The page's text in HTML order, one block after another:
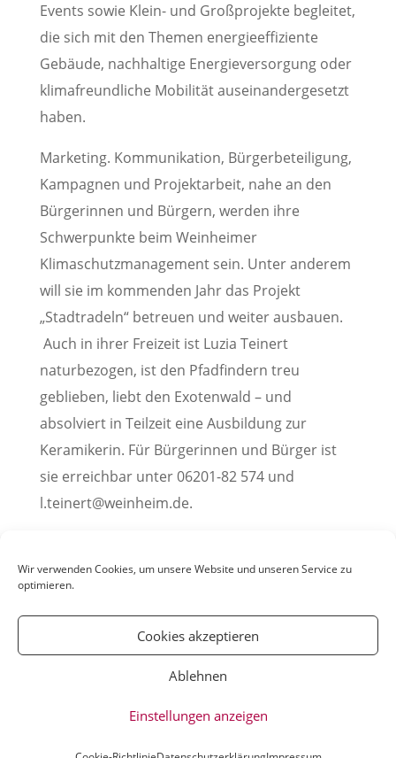
Wir verwenden Cookies, um unsere Website und unseren Service zu
optimieren.
Cookies akzeptieren
Ablehnen
Einstellungen anzeigen
Events sowie Klein- und Großprojekte begleitet,
die sich mit den Themen energieeffiziente
Gebäude, nachhaltige Energieversorgung oder
klimafreundliche Mobilität auseinandergesetzt
haben.
Marketing. Kommunikation, Bürgerbeteiligung,
Kampagnen und Projektarbeit, nahe an den
Bürgerinnen und Bürgern, werden ihre
Schwerpunkte beim Weinheimer
Klimaschutzmanagement sein. Unter anderem
will sie im kommenden Jahr das Projekt
„Stadtradeln“ betreuen und weiter ausbauen.
Auch in ihrer Freizeit ist Luzia Teinert
naturbezogen, ist den Pfadfindern treu
geblieben, liebt den Exotenwald – und
absolviert in Teilzeit eine Ausbildung zur
Keramikerin. Für Bürgerinnen und Bürger ist
sie erreichbar unter 06201-82 574 und
l.teinert@weinheim.de.
2022
Weinheimer Jugendmedien gUG //